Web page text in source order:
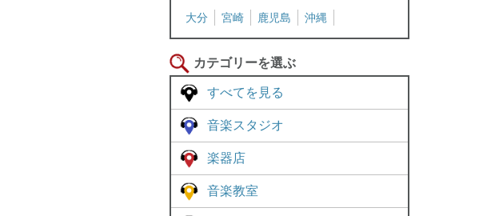
大分 宮崎 鹿児島 沖縄
カテゴリーを選ぶ
すべてを見る
音楽スタジオ
楽器店
音楽教室